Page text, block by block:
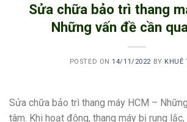
Sửa chữa bảo trì thang
Những vấn đề cần
POSTED ON14/11/2022 BY KHUÊ
Sửa chữa bảo trì thang máy HCM –
tâm. Khi hoạt động, thang máy bị rung